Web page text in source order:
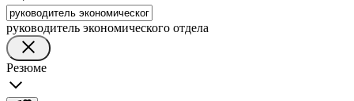
руководитель экономического отдела
Резюме